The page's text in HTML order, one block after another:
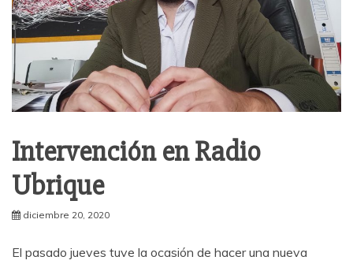
Intervención en Radio
Ubrique
diciembre 20, 2020
El pasado jueves tuve la ocasión de hacer una nueva